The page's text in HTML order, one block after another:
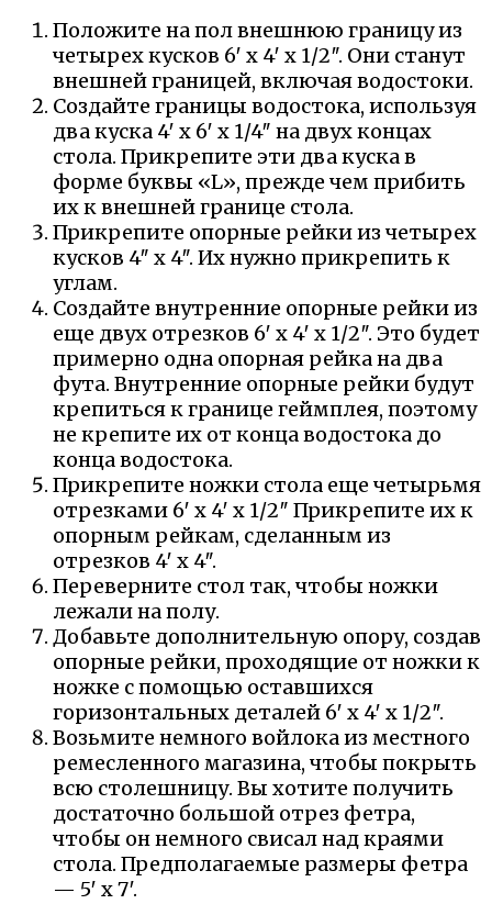
Положите на пол внешнюю границу из
четырех кусков 6′ x 4′ x 1/2″. Они станут
внешней границей, включая водостоки.
Создайте границы водостока, используя
два куска 4′ x 6′ x 1/4″ на двух концах
стола. Прикрепите эти два куска в
форме буквы «L», прежде чем прибить
их к внешней границе стола.
Прикрепите опорные рейки из четырех
кусков 4″ x 4″. Их нужно прикрепить к
углам.
Создайте внутренние опорные рейки из
еще двух отрезков 6′ x 4′ x 1/2″. Это будет
примерно одна опорная рейка на два
фута. Внутренние опорные рейки будут
крепиться к границе геймплея, поэтому
не крепите их от конца водостока до
конца водостока.
Прикрепите ножки стола еще четырьмя
отрезками 6′ x 4′ x 1/2″ Прикрепите их к
опорным рейкам, сделанным из
отрезков 4′ x 4″.
Переверните стол так, чтобы ножки
лежали на полу.
Добавьте дополнительную опору, создав
опорные рейки, проходящие от ножки к
ножке с помощью оставшихся
горизонтальных деталей 6′ x 4′ x 1/2″.
Возьмите немного войлока из местного
ремесленного магазина, чтобы покрыть
всю столешницу. Вы хотите получить
достаточно большой отрез фетра,
чтобы он немного свисал над краями
стола. Предполагаемые размеры фетра
— 5′ x 7′.